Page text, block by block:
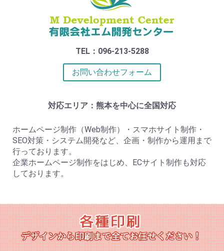
TEL：096-213-5288
お問い合わせフォーム
対応エリア：熊本を中心に全国対応
ホームページ制作（Web制作）・スマホサイト制作・
SEO対策・システム開発など、企画・制作から運用まで
行っております。
企業ホームページ制作をはじめ、ECサイト制作も対応
しております。